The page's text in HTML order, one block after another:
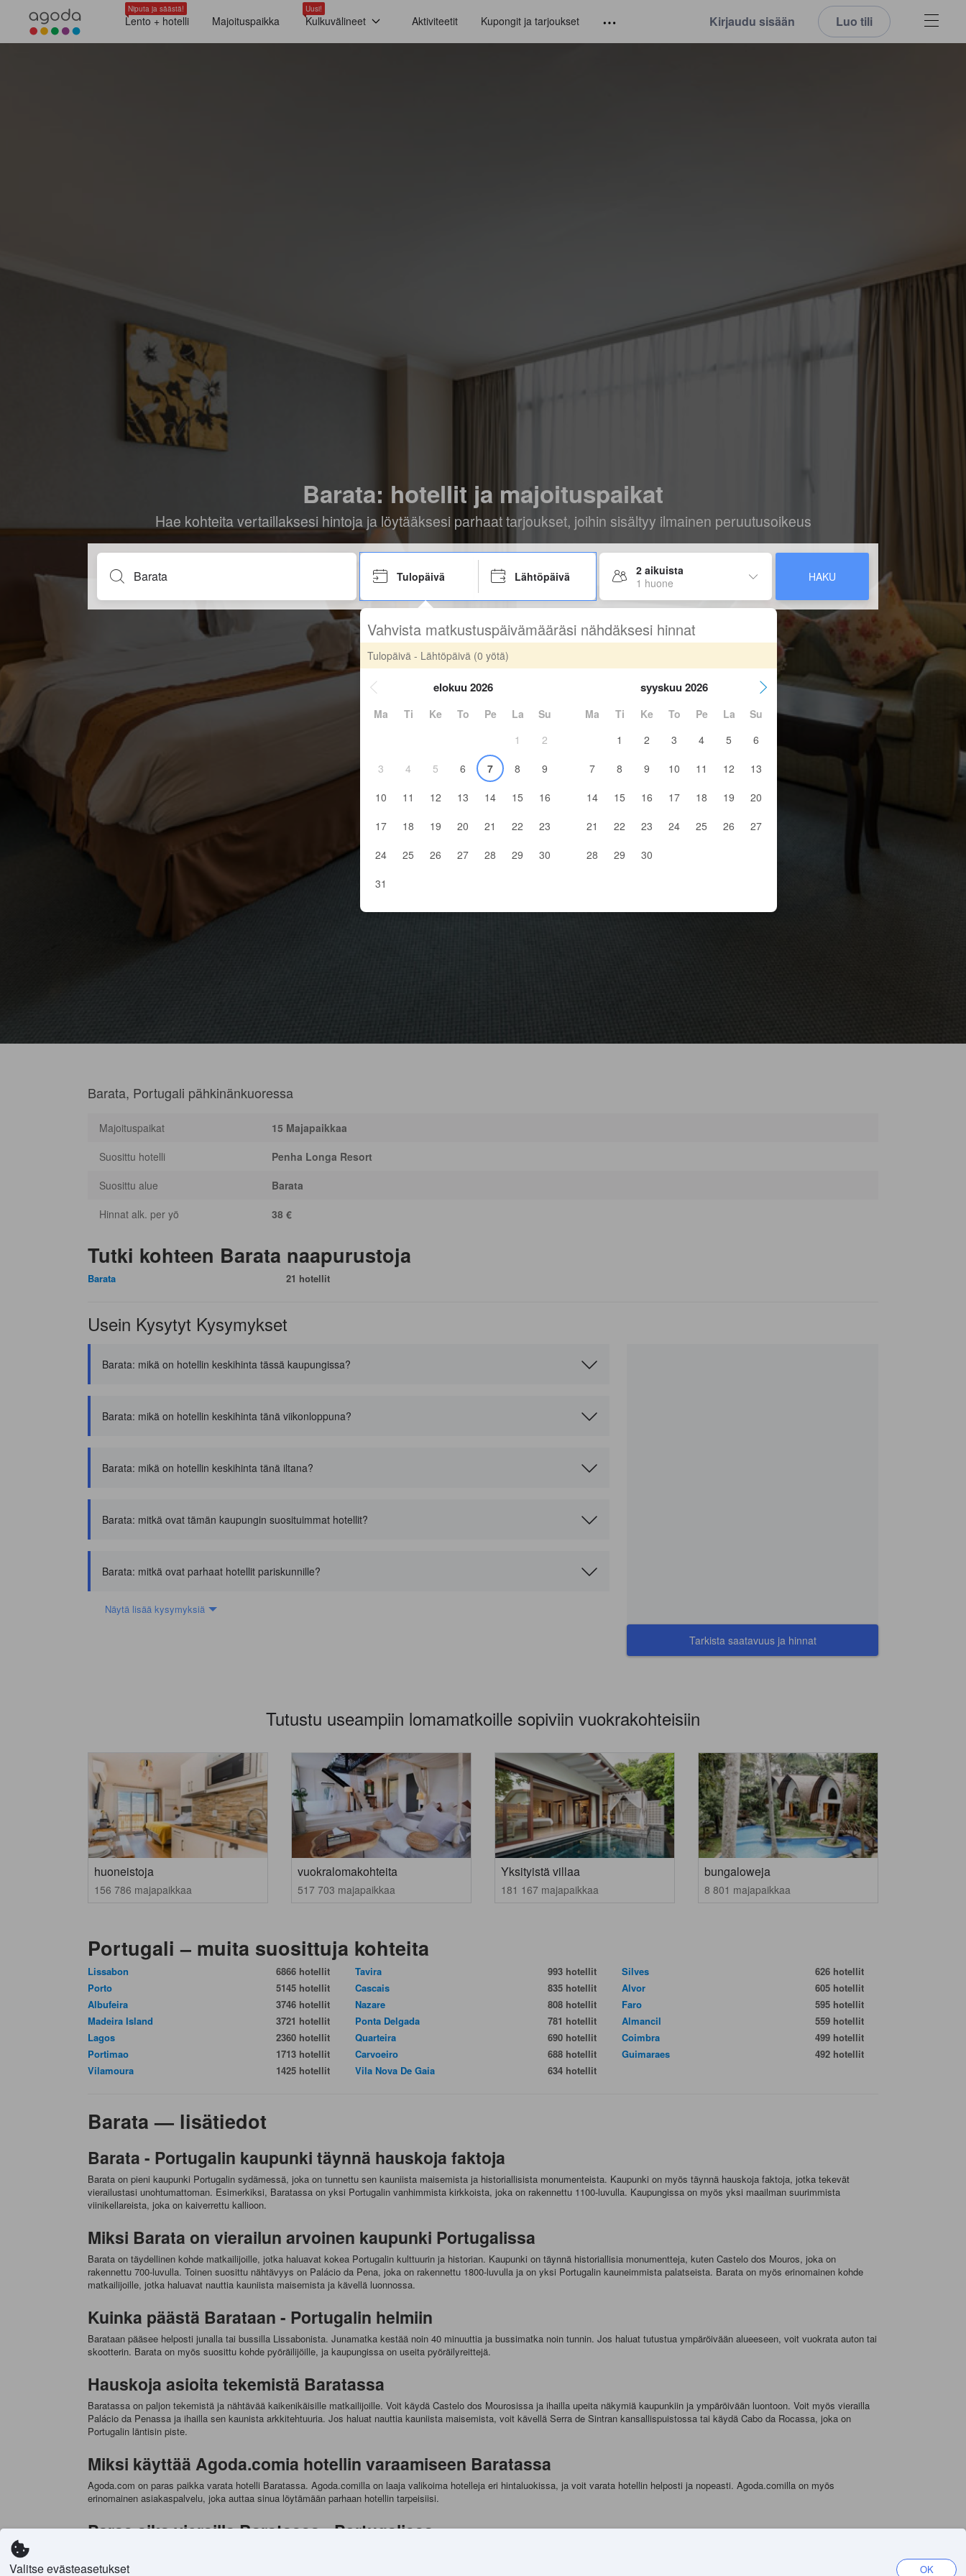
Valitse evästeasetukset OK
Niputa ja säästä!
Lento + hotelli Majoituspaikka
Uusi!
Kulkuvälineet Aktiviteetit Kupongit ja tarjoukset Kirjaudu sisään Luo tili
Barata: hotellit ja majoituspaikat
Hae kohteita vertaillaksesi hintoja ja löytääksesi parhaat tarjoukset, joihin sisältyy ilmainen peruutusoikeus
Tulopäivä Lähtöpäivä
2 aikuista
1 huone
HAKU
Vahvista matkustuspäivämääräsi nähdäksesi hinnat
Tulopäivä - Lähtöpäivä (0 yötä)
elokuu 2026
Ma Ti Ke To Pe La
Su
1
2
3
4 5 6 7 8
9
10
11 12 13 14 15
16
17
18 19 20 21 22
23
24
25 26 27 28 29
30
31
syyskuu 2026
Ma Ti Ke To Pe La
Su
1
2 3 4 5
6
7
8 9 10 11 12
13
14
15 16 17 18 19
20
21
22 23 24 25 26
27
28
29 30
Barata, Portugali pähkinänkuoressa
Majoituspaikat
15 Majapaikkaa
Suosittu hotelli
Penha Longa Resort
Suosittu alue
Barata
Hinnat alk. per yö
38 €
Tutki kohteen Barata naapurustoja
Barata 21 hotellit
Usein Kysytyt Kysymykset
Barata: mikä on hotellin keskihinta tässä kaupungissa?
Barata: mikä on hotellin keskihinta tänä viikonloppuna?
Barata: mikä on hotellin keskihinta tänä iltana?
Barata: mitkä ovat tämän kaupungin suosituimmat hotellit?
Barata: mitkä ovat parhaat hotellit pariskunnille?
Näytä lisää kysymyksiä
Tarkista saatavuus ja hinnat
Tutustu useampiin lomamatkoille sopiviin vuokrakohteisiin
huoneistoja
156 786 majapaikkaa
vuokralomakohteita
517 703 majapaikkaa
Yksityistä villaa
181 167 majapaikkaa
bungaloweja
8 801 majapaikkaa
Portugali – muita suosittuja kohteita
Lissabon
6866 hotellit
Porto
5145 hotellit
Albufeira
3746 hotellit
Madeira Island
3721 hotellit
Lagos
2360 hotellit
Portimao
1713 hotellit
Vilamoura
1425 hotellit
Tavira
993 hotellit
Cascais
835 hotellit
Nazare
808 hotellit
Ponta Delgada
781 hotellit
Quarteira
690 hotellit
Carvoeiro
688 hotellit
Vila Nova De Gaia
634 hotellit
Silves
626 hotellit
Alvor
605 hotellit
Faro
595 hotellit
Almancil
559 hotellit
Coimbra
499 hotellit
Guimaraes
492 hotellit
Barata — lisätiedot
Barata - Portugalin kaupunki täynnä hauskoja faktoja
Barata on pieni kaupunki Portugalin sydämessä, joka on tunnettu sen kauniista maisemista ja historiallisista monumenteista. Kaupunki on myös täynnä hauskoja faktoja, jotka tekevät
vierailustasi unohtumattoman. Esimerkiksi, Baratassa on yksi Portugalin vanhimmista kirkkoista, joka on rakennettu 1100-luvulla. Kaupungissa on myös yksi maailman suurimmista
viinikellareista, joka on kaiverrettu kallioon.
Miksi Barata on vierailun arvoinen kaupunki Portugalissa
Barata on täydellinen kohde matkailijoille, jotka haluavat kokea Portugalin kulttuurin ja historian. Kaupunki on täynnä historiallisia monumentteja, kuten Castelo dos Mouros, joka on
rakennettu 700-luvulla. Toinen suosittu nähtävyys on Palácio da Pena, joka on rakennettu 1800-luvulla ja on yksi Portugalin kauneimmista palatseista. Barata on myös erinomainen kohde
matkailijoille, jotka haluavat nauttia kauniista maisemista ja kävellä luonnossa.
Kuinka päästä Barataan - Portugalin helmiin
Barataan pääsee helposti junalla tai bussilla Lissabonista. Junamatka kestää noin 40 minuuttia ja bussimatka noin tunnin. Jos haluat tutustua ympäröivään alueeseen, voit vuokrata auton tai
skootterin. Barata on myös suosittu kohde pyöräilijöille, ja kaupungissa on useita pyöräilyreittejä.
Hauskoja asioita tekemistä Baratassa
Baratassa on paljon tekemistä ja nähtävää kaikenikäisille matkailijoille. Voit käydä Castelo dos Mourosissa ja ihailla upeita näkymiä kaupunkiin ja ympäröivään luontoon. Voit myös vierailla
Palácio da Penassa ja ihailla sen kaunista arkkitehtuuria. Jos haluat nauttia kauniista maisemista, voit kävellä Serra de Sintran kansallispuistossa tai käydä Cabo da Rocassa, joka on
Portugalin läntisin piste.
Miksi käyttää Agoda.comia hotellin varaamiseen Baratassa
Agoda.com on paras paikka varata hotelli Baratassa. Agoda.comilla on laaja valikoima hotelleja eri hintaluokissa, ja voit varata hotellin helposti ja nopeasti. Agoda.comilla on myös
erinomainen asiakaspalvelu, joka auttaa sinua löytämään parhaan hotellin tarpeisiisi.
Paras aika vierailla Baratassa - Portugalissa
lomalle. Talvella sää voi olla viileä ja kostea, mutta kaupunki on silti kaunis ja täynnä nähtävyyksiä.